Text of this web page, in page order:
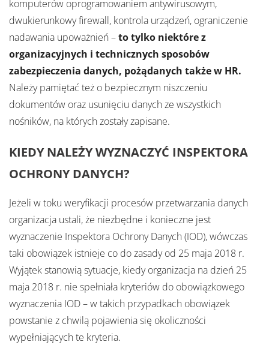
komputerów oprogramowaniem antywirusowym,
dwukierunkowy firewall, kontrola urządzeń, ograniczenie
nadawania upoważnień –to tylko niektóre z
organizacyjnych i technicznych sposobów
zabezpieczenia danych, pożądanych także w HR.
Należy pamiętać też o bezpiecznym niszczeniu
dokumentów oraz usunięciu danych ze wszystkich
nośników, na których zostały zapisane.
KIEDY NALEŻY WYZNACZYĆ INSPEKTORA
OCHRONY DANYCH?
Jeżeli w toku weryfikacji procesów przetwarzania danych
organizacja ustali, że niezbędne i konieczne jest
wyznaczenie Inspektora Ochrony Danych (IOD), wówczas
taki obowiązek istnieje co do zasady od 25 maja 2018 r.
Wyjątek stanowią sytuacje, kiedy organizacja na dzień 25
maja 2018 r. nie spełniała kryteriów do obowiązkowego
wyznaczenia IOD – w takich przypadkach obowiązek
powstanie z chwilą pojawienia się okoliczności
wypełniających te kryteria.